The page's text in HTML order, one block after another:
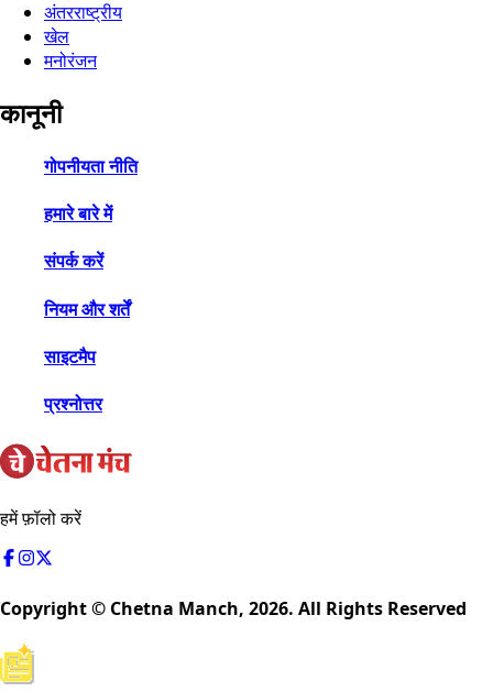
अंतरराष्ट्रीय
खेल
मनोरंजन
कानूनी
गोपनीयता नीति
हमारे बारे में
संपर्क करें
नियम और शर्तें
साइटमैप
प्रश्नोत्तर
हमें फ़ॉलो करें
Copyright © Chetna Manch, 2026. All Rights Reserved